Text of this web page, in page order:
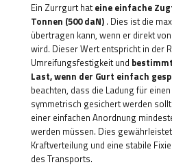
Ein Zurrgurt hateine einfache
Tonnen (500 daN) . Dies ist die
übertragen kann, wenn er direkt
wird. Dieser Wert entspricht in der
Umreifungsfestigkeit und
Last, wenn der Gurt einfach
beachten, dass die Ladung für
symmetrisch gesichert werden
einer einfachen Anordnung
werden müssen. Dies
Kraftverteilung und eine stabile
des Transports.